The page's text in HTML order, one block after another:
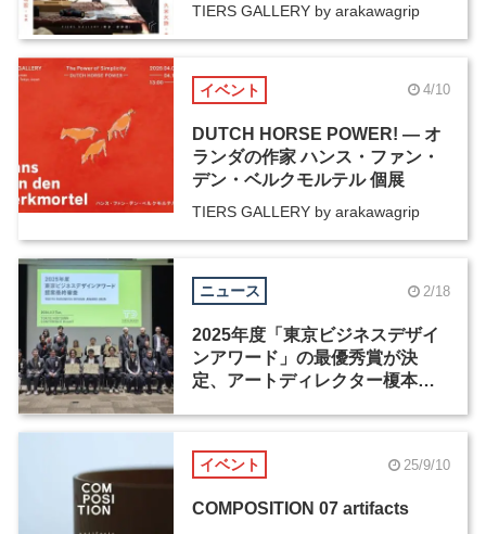
TIERS GALLERY by arakawagrip
イベント 4/10
DUTCH HORSE POWER! ― オ
ランダの作家 ハンス・ファン・
デン・ベルクモルテル 個展
TIERS GALLERY by arakawagrip
ニュース 2/18
2025年度「東京ビジネスデザイ
ンアワード」の最優秀賞が決
定、アートディレクター榎本清
イベント 25/9/10
COMPOSITION 07 artifacts